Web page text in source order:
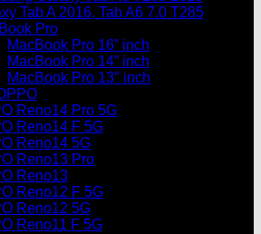
Tab A 2016, Tab A6 7.0 T285
Pro
MacBook Pro 16” inch
MacBook Pro 14” inch
MacBook Pro 13″ inch
Reno14 Pro 5G
Reno14 F 5G
Reno14 5G
Reno13 Pro
Reno13
Reno12 F 5G
Reno12 5G
Reno11 F 5G